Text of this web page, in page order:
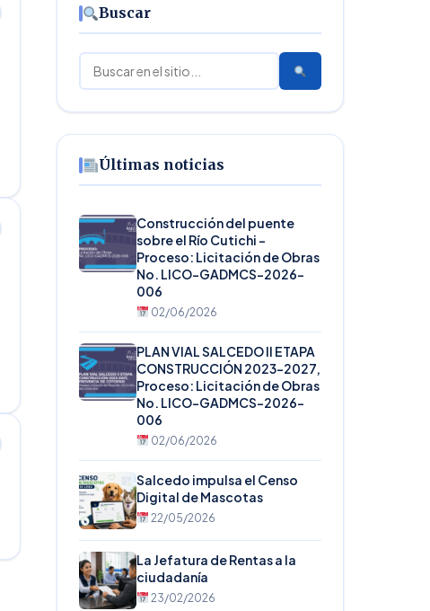
Buscar
Buscar
Últimas noticias
Construcción del puente
sobre el Río Cutichi –
Proceso: Licitación de Obras
No. LICO-GADMCS-2026-
006
02/06/2026
PLAN VIAL SALCEDO II ETAPA
CONSTRUCCIÓN 2023-2027,
Proceso: Licitación de Obras
No. LICO-GADMCS-2026-
006
02/06/2026
Salcedo impulsa el Censo
Digital de Mascotas
22/05/2026
La Jefatura de Rentas a la
ciudadanía
23/02/2026